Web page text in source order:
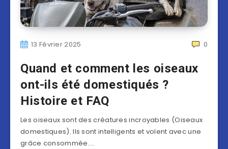
13 Février 2025 0
Quand et comment les oiseaux
ont-ils été domestiqués ?
Histoire et FAQ
Les oiseaux sont des créatures incroyables (Oiseaux
domestiques). Ils sont intelligents et volent avec une
grâce consommée….